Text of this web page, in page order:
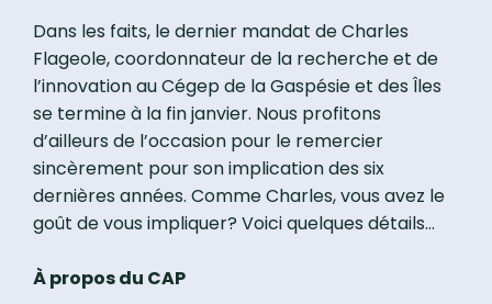
Dans les faits, le dernier mandat de Charles
Flageole, coordonnateur de la recherche et de
l’innovation au Cégep de la Gaspésie et des Îles
se termine à la fin janvier. Nous profitons
d’ailleurs de l’occasion pour le remercier
sincèrement pour son implication des six
dernières années. Comme Charles, vous avez le
goût de vous impliquer? Voici quelques détails…
À propos du CAP